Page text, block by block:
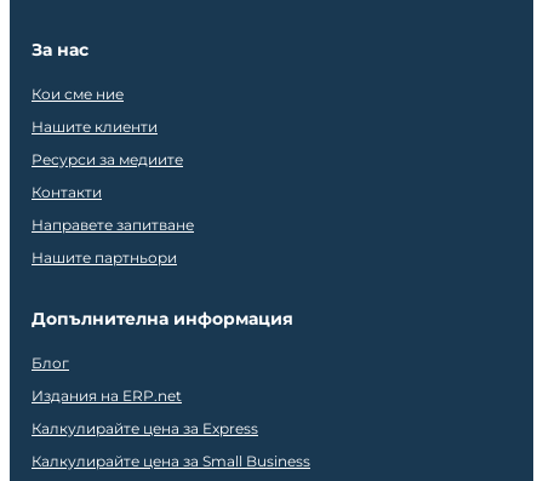
За нас
Кои сме ние
Нашите клиенти
Ресурси за медиите
Контакти
Направете запитване
Нашите партньори
Допълнителна информация
Блог
Издания на ERP.net
Калкулирайте цена за Express
Калкулирайте цена за Small Business